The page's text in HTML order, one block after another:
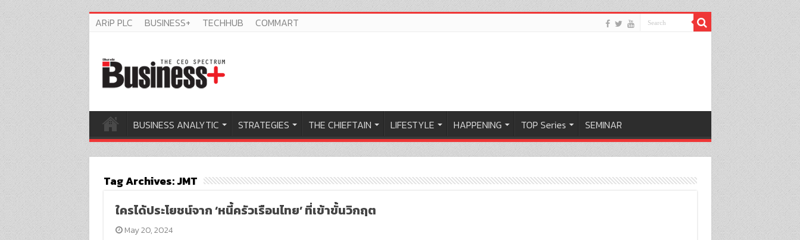
ARiP PLC BUSINESS+ TECHHUB COMMART
BUSINESS ANALYTIC STRATEGIES THE CHIEFTAIN LIFESTYLE HAPPENING TOP Series SEMINAR
Tag Archives:JMT
ใครได้ประโยชน์จาก ‘หนี้ครัวเรือนไทย’ ที่เข้าขั้นวิกฤต
May 20, 2024